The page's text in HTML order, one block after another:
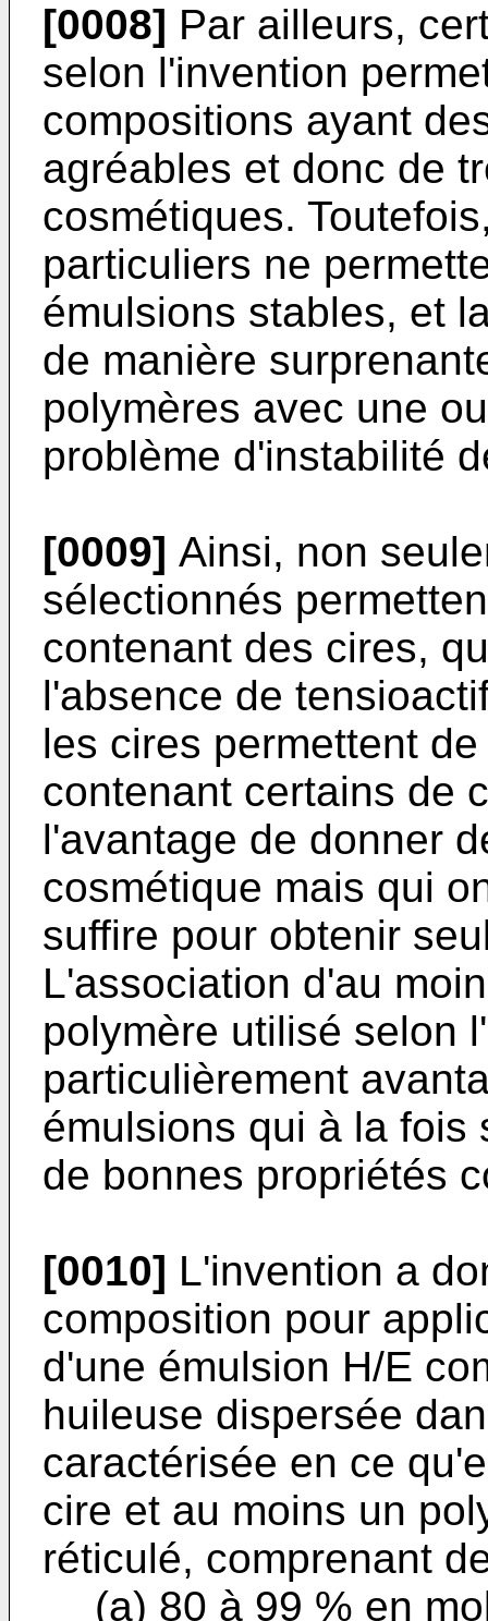
[0008] Par ailleurs,
selon l'invention
compositions ayant
agréables et donc de
cosmétiques.
particuliers ne
émulsions stables, et
de manière
polymères avec une
problème d'instabilité
[0009] Ainsi, non
sélectionnés
contenant des cires,
l'absence de
les cires permettent
contenant certains de
l'avantage de donner
cosmétique mais qui
suffire pour obtenir
L'association d'au
polymère utilisé selon
particulièrement
émulsions qui à la fois
de bonnes propriétés
[0010] L'invention a
composition pour
d'une émulsion H/E
huileuse dispersée
caractérisée en ce
cire et au moins un
réticulé, comprenant
(a) 80 à 99 % en